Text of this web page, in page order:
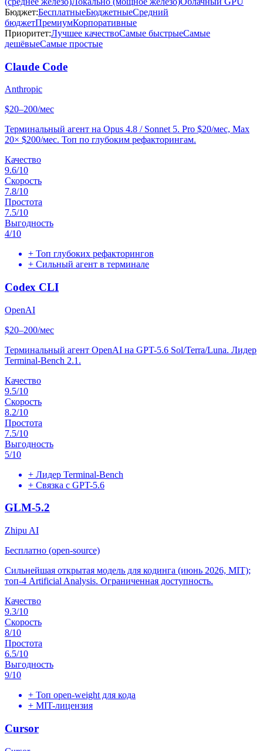
Бюджет:БесплатныеБюджетныеСредний
бюджетПремиумКорпоративные
Приоритет:Лучшее качествоСамые быстрыеСамые
дешёвыеСамые простые
Claude Code
Anthropic
$20–200/мес
Терминальный агент на Opus 4.8 / Sonnet 5. Pro $20/мес, Max
20× $200/мес. Топ по глубоким рефакторингам.
Качество
9.6/10
Скорость
7.8/10
Простота
7.5/10
Выгодность
4/10
+ Топ глубоких рефакторингов
+ Сильный агент в терминале
Codex CLI
OpenAI
$20–200/мес
Терминальный агент OpenAI на GPT-5.6 Sol/Terra/Luna. Лидер
Terminal-Bench 2.1.
Качество
9.5/10
Скорость
8.2/10
Простота
7.5/10
Выгодность
5/10
+ Лидер Terminal-Bench
+ Связка с GPT-5.6
GLM-5.2
Zhipu AI
Бесплатно (open-source)
Сильнейшая открытая модель для кодинга (июнь 2026, MIT);
топ-4 Artificial Analysis. Ограниченная доступность.
Качество
9.3/10
Скорость
8/10
Простота
6.5/10
Выгодность
9/10
+ Топ open-weight для кода
+ MIT-лицензия
Cursor